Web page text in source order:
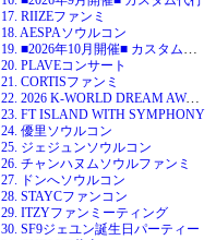
17. RIIZEファンミ
18. AESPAソウルコン
19. ■2026年10月開催■ カスタム代行
20. PLAVEコンサート
21. CORTISファンミ
22. 2026 K-WORLD DREAM AWARDS
23. FT ISLAND WITH SYMPHONY
24. 優里ソウルコン
25. ジェジュンソウルコン
26. チャンハヌムソウルファンミ
27. ドンへソウルコン
28. STAYCファンコン
29. ITZYファンミーティング
30. SF9ジェユン誕生日パーティー